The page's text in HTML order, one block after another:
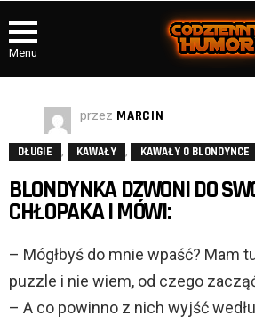
Menu
przez MARCIN
DŁUGIE , KAWAŁY , KAWAŁY O BLONDYNCE
BLONDYNKA DZWONI DO
CHŁOPAKA I MÓWI:
– Mógłbyś do mnie wpaść? Mam
puzzle i nie wiem, od czego
– A co powinno z nich wyjść